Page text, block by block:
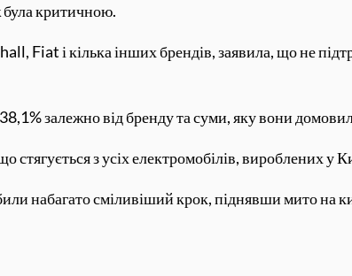
була критичною.
і кілька інших брендів, заявила, що не
залежно від бренду та суми, яку вони
з усіх електромобілів, вироблених у
набагато сміливіший крок, піднявши мито на